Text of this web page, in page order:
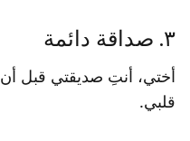
٣. صداقة دائمة
أختي، أنتِ صديقتي قبل
قلبي.